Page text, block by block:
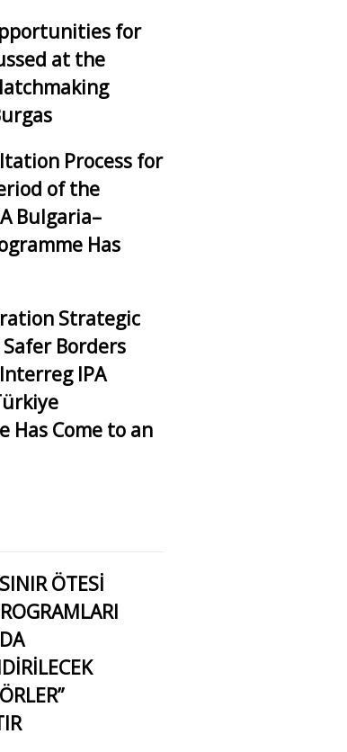
for
at the
Process for
of the
Bulgaria–
Has
Strategic
Borders
IPA
Has Come to an
ÖTESİ